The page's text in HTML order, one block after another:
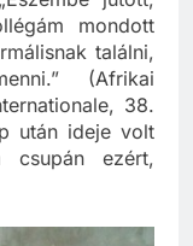
jutott,
mondott
találni,
(Afrikai
38.
után ideje volt
ezért,